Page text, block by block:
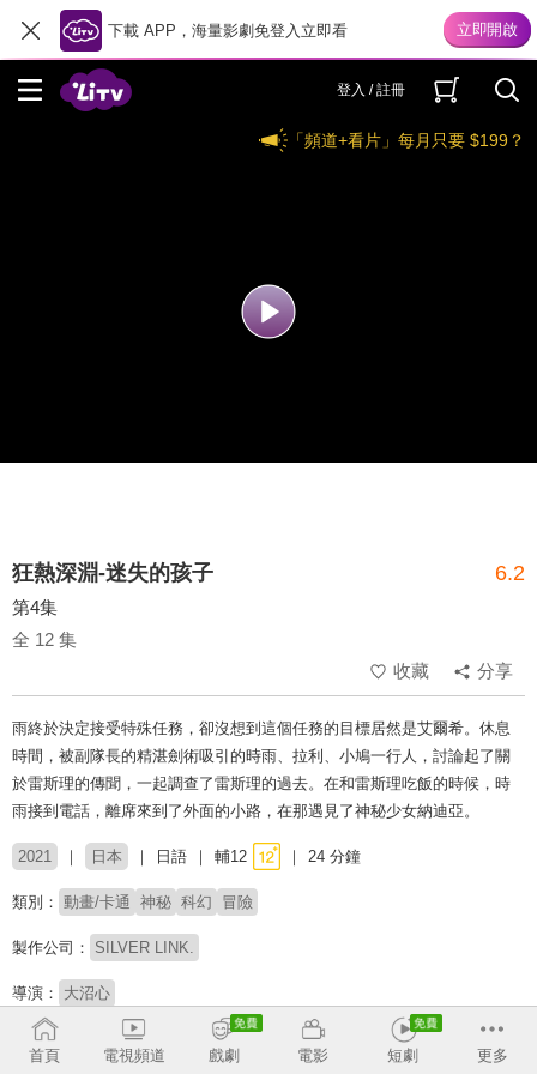
下載 APP，海量影劇免登入立即看
登入 / 註冊
「頻道+看片」每月只要 $199？
狂熱深淵-迷失的孩子 6.2
第4集
全 12 集
收藏
分享
雨終於決定接受特殊任務，卻沒想到這個任務的目標居然是艾爾希。休息
時間，被副隊長的精湛劍術吸引的時雨、拉利、小鳩一行人，討論起了關
於雷斯理的傳聞，一起調查了雷斯理的過去。在和雷斯理吃飯的時候，時
雨接到電話，離席來到了外面的小路，在那遇見了神秘少女納迪亞。
2021 日本 日語 輔12 24 分鐘
類別： 動畫/卡通 神秘 科幻 冒險
製作公司： SILVER LINK.
導演： 大沼心
配音： 小清水亞美 鳥海浩輔 廣瀨裕也 野口瑠璃子
首頁
電視頻道 戲劇 電影 短劇 更多